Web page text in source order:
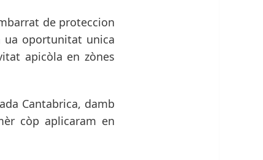
de proteccion
ua oportunitat unica
apicòla en zònes
Cantabrica, damb
còp aplicaram en